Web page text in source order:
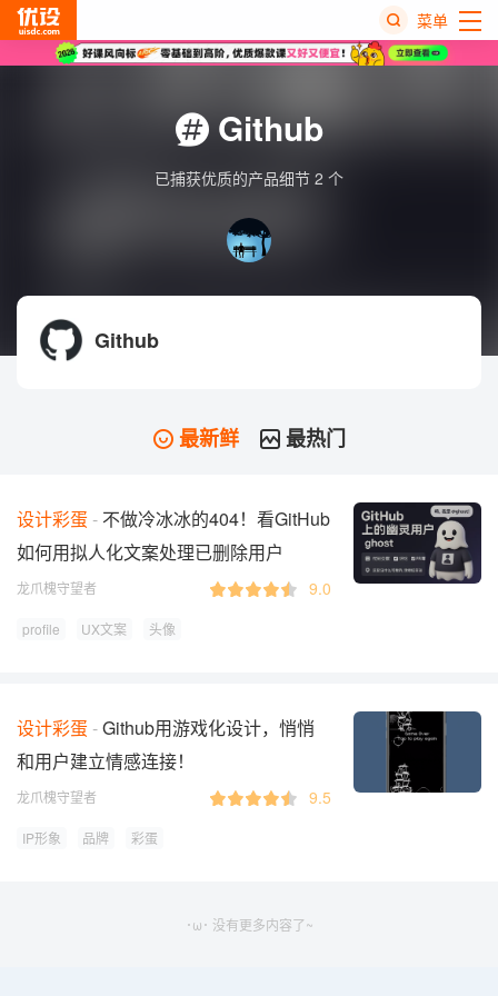
菜单
Github
已捕获优质的产品细节 2 个
Github
最新鲜 最热门
设计彩蛋
不做冷冰冰的404！看GitHub
如何用拟人化文案处理已删除用户
龙爪槐守望者 9.0
profile UX文案 头像
设计彩蛋 Github用游戏化设计，悄悄
和用户建立情感连接！
龙爪槐守望者 9.5
IP形象 品牌 彩蛋
･ω･ 没有更多内容了~